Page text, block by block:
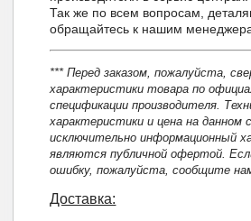
Так же по всем вопросам,
обращайтесь к нашим
*** Перед заказом, пожалуйста,
характеристики товара по
спецификации производителя.
характеристики и цена на данном
исключительно информационный
являются публичной офертой.
ошибку, пожалуйста, сообщите
Доставка: